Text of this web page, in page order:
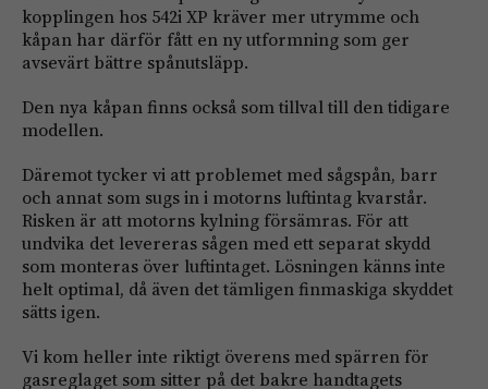
kopplingen hos 542i XP kräver mer utrymme och
kåpan har därför fått en ny utformning som ger
avsevärt bättre spånutsläpp.
Den nya kåpan finns också som tillval till den tidigare
modellen.
Däremot tycker vi att problemet med sågspån, barr
och annat som sugs in i motorns luftintag kvarstår.
Risken är att motorns kylning försämras. För att
undvika det levereras sågen med ett separat skydd
som monteras över luftintaget. Lösningen känns inte
helt optimal, då även det tämligen finmaskiga skyddet
sätts igen.
Vi kom heller inte riktigt överens med spärren för
gasreglaget som sitter på det bakre handtagets